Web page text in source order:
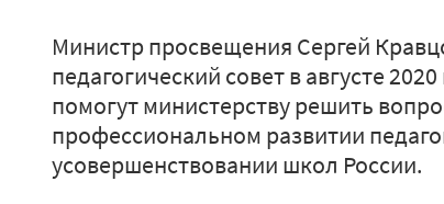
Министр просвещения Сергей
педагогический совет в августе
помогут министерству решить
профессиональном развитии
усовершенствовании школ России.